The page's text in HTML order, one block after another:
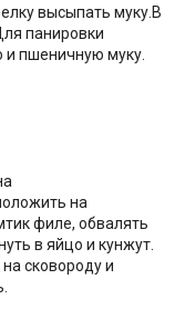
высыпать муку.В
панировки
и пшеничную муку.
на
филе, обвалять
в яйцо и кунжут.
сковороду и